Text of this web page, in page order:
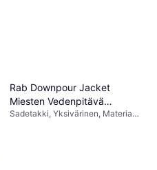
Rab Downpour Jacket
Miesten Vedenpitävä
Kuoritakki
Sadetakki, Yksivärinen, Materiaali: